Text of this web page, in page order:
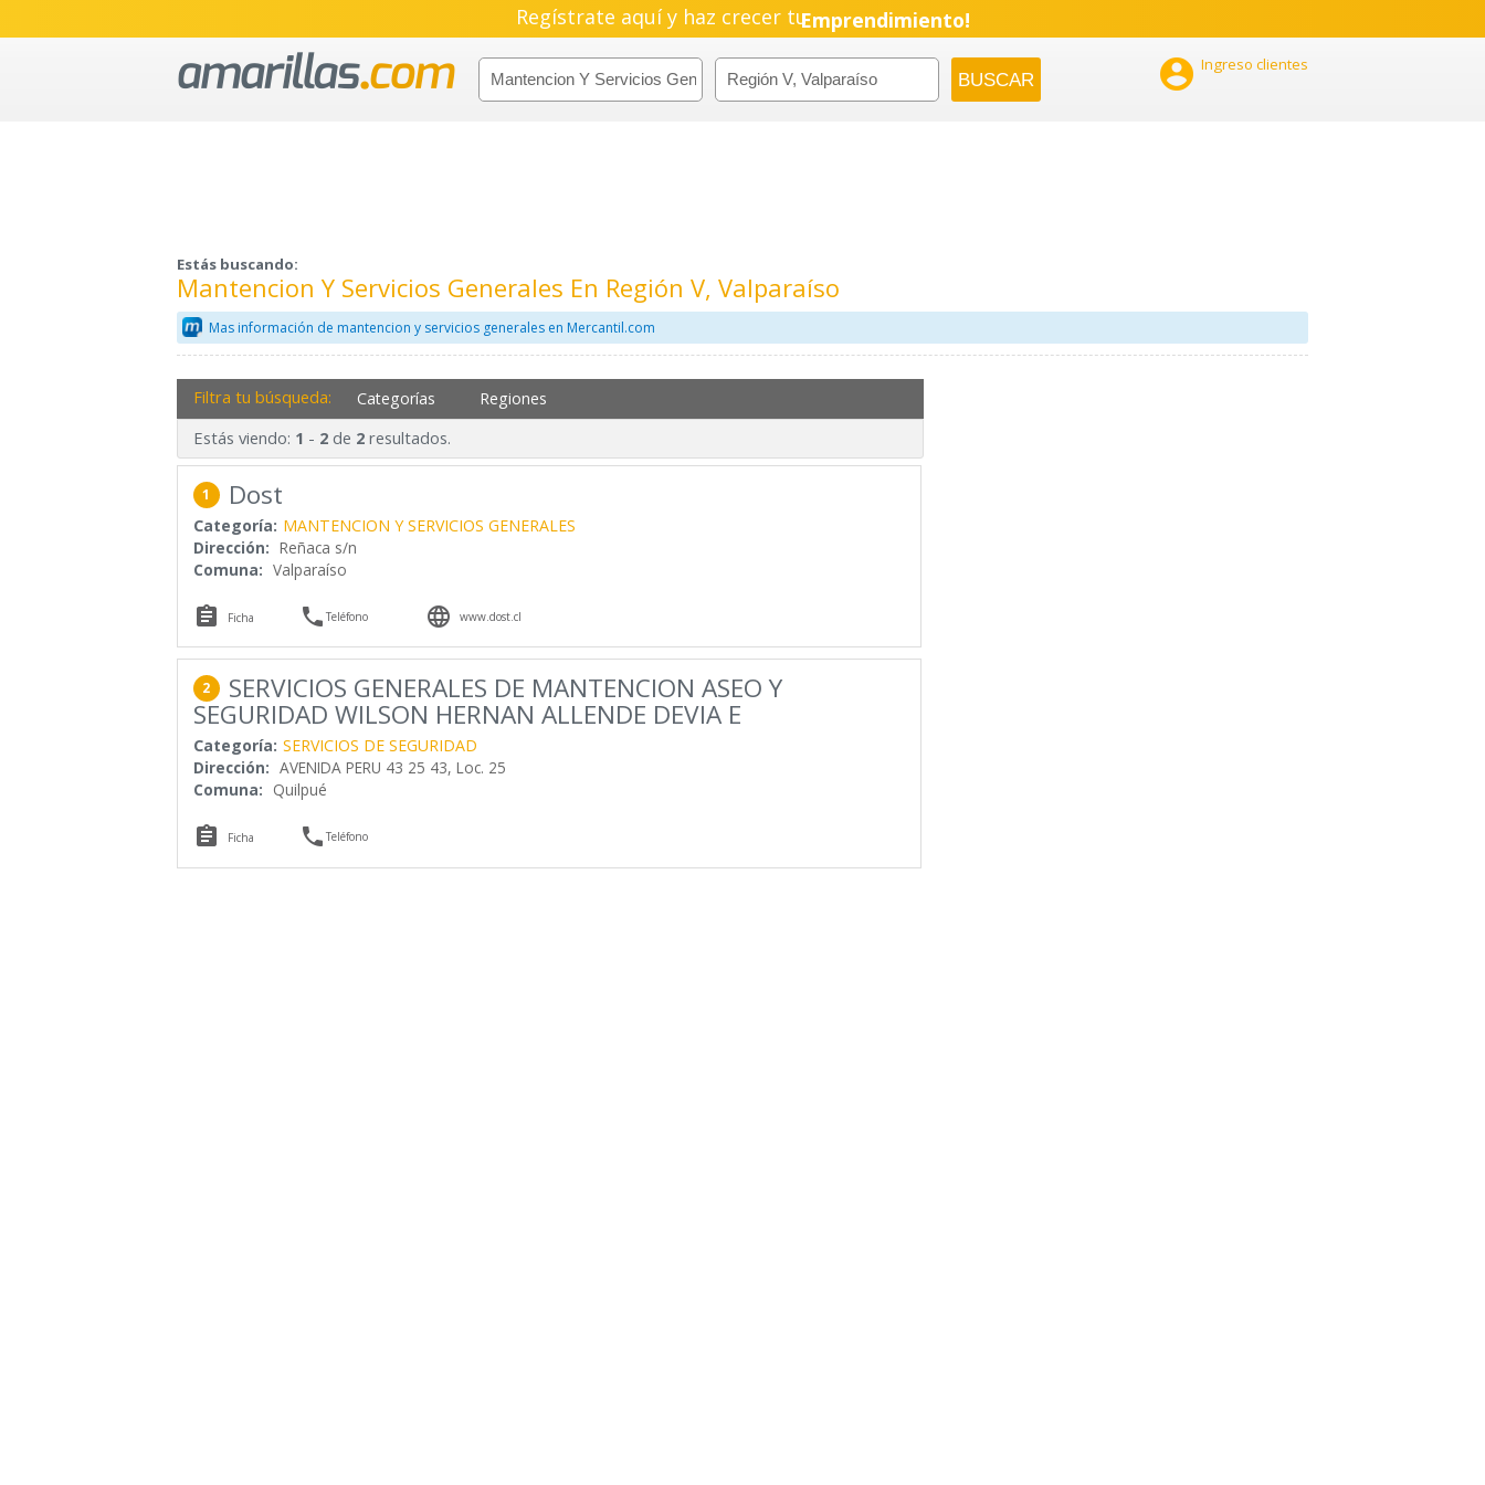
Regístrate aquí y haz crecer tuEmprendimiento!
 Ingreso clientes
Estás buscando:
Mantencion Y Servicios Generales En Región V, Valparaíso
Mas información de mantencion y servicios generales en Mercantil.com
Filtra tu búsqueda: Categorías Regiones
Estás viendo: 1 - 2de 2resultados.
1 Dost
Categoría: MANTENCION Y SERVICIOS GENERALES
Dirección: Reñaca s/n
Comuna: Valparaíso
 Ficha Teléfono  www.dost.cl
2 SERVICIOS GENERALES DE MANTENCION ASEO Y
SEGURIDAD WILSON HERNAN ALLENDE DEVIA E
Categoría: SERVICIOS DE SEGURIDAD
Dirección: AVENIDA PERU 43 25 43, Loc. 25
Comuna: Quilpué
 Ficha Teléfono